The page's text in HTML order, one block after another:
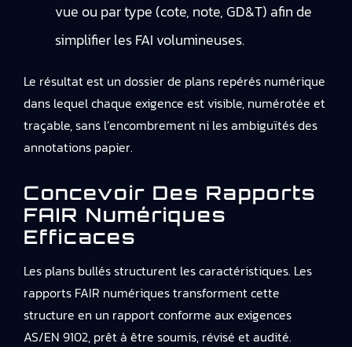
vue ou par type (cote, note, GD&T) afin de
simplifier les FAI volumineuses.
Le résultat est un dossier de plans repérés numérique
dans lequel chaque exigence est visible, numérotée et
traçable, sans l’encombrement ni les ambiguïtés des
annotations papier.
Concevoir Des Rapports
FAIR Numériques
Efficaces
Les plans bullés structurent les caractéristiques. Les
rapports FAIR numériques transforment cette
structure en un rapport conforme aux exigences
AS/EN 9102, prêt à être soumis, révisé et audité.